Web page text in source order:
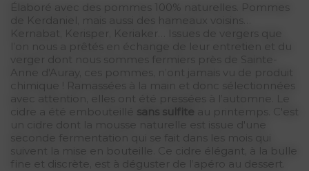
Élaboré avec des pommes 100% naturelles. Pommes
de Kerdaniel, mais aussi des hameaux voisins…
Kernabat, Kerisper, Keriaker… Issues de vergers que
l’on nous a prêtés en échange de leur entretien et du
verger dont nous sommes fermiers près de Sainte-
Anne d'Auray, ces pommes, n’ont jamais vu de produit
chimique ! Ramassées à la main et donc sélectionnées
avec attention, elles ont été pressées à l’automne. Le
cidre a été embouteillé
sans sulfite au printemps. C'est
un cidre dont la mousse naturelle est issue d'une
seconde fermentation qui se fait dans les mois qui
suivent la mise en bouteille. Ce cidre élégant, à la bulle
fine et discrète, est à déguster de l’apéro au dessert.